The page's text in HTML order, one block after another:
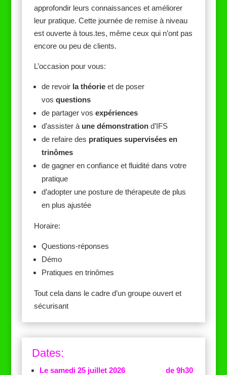
approfondir leurs connaissances et améliorer
leur pratique. Cette journée de remise à niveau
est ouverte à tous.tes, même ceux qui n’ont pas
encore ou peu de clients.
L’occasion pour vous:
de revoirla théorieet de poser
vos questions
de partager vos expériences
d’assister à une démonstration d’IFS
de refaire des pratiques supervisées en
trinômes
de gagner en confiance et fluidité dans votre
pratique
d’adopter une posture de thérapeute de plus
en plus ajustée
Horaire:
Questions-réponses
Démo
Pratiques en trinômes
Tout cela dans le cadre d’un groupe ouvert et
sécurisant
Dates:
Le samedi 25 juillet 2026
de 9h30